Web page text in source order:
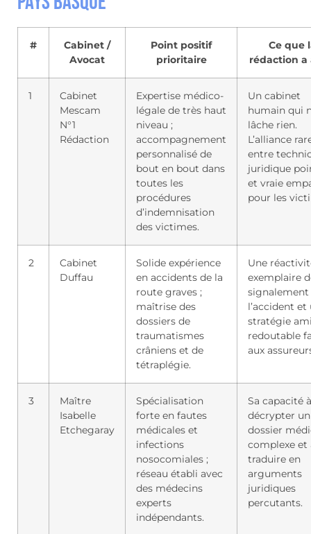
#
Cabinet /
Avocat
Point positif
prioritaire
Ce que
rédaction a
1
Cabinet
Mescam
N°1
Rédaction
Expertise médico-
légale de très haut
niveau ;
accompagnement
personnalisé de
bout en bout dans
toutes les
procédures
d’indemnisation
des victimes.
Un cabinet
humain qui
lâche rien.
L’alliance
entre
juridique
et vraie
pour les
2
Cabinet
Duffau
Solide expérience
en accidents de la
route graves ;
maîtrise des
dossiers de
traumatismes
crâniens et de
tétraplégie.
Une
exemplaire
signalement
l’accident et
stratégie
redoutable
aux
3
Maître
Isabelle
Etchegaray
Spécialisation
forte en fautes
médicales et
infections
nosocomiales ;
réseau établi avec
des médecins
experts
indépendants.
Sa capacité à
décrypter un
dossier
complexe et
traduire en
arguments
juridiques
percutants.